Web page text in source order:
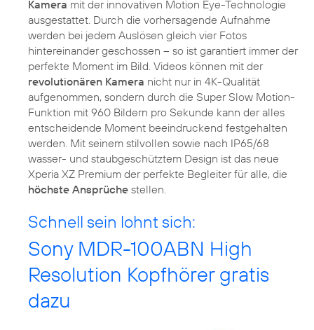
Kamera mit der innovativen Motion Eye-Technologie
ausgestattet. Durch die vorhersagende Aufnahme
werden bei jedem Auslösen gleich vier Fotos
hintereinander geschossen – so ist garantiert immer der
perfekte Moment im Bild. Videos können mit der
revolutionären Kamera nicht nur in 4K-Qualität
aufgenommen, sondern durch die Super Slow Motion-
Funktion mit 960 Bildern pro Sekunde kann der alles
entscheidende Moment beeindruckend festgehalten
werden. Mit seinem stilvollen sowie nach IP65/68
wasser- und staubgeschütztem Design ist das neue
Xperia XZ Premium der perfekte Begleiter für alle, die
höchste Ansprüche stellen.
Schnell sein lohnt sich:
Sony MDR-100ABN High
Resolution Kopfhörer gratis
dazu